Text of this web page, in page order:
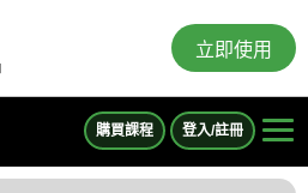
立即使用
購買課程 登入/註冊